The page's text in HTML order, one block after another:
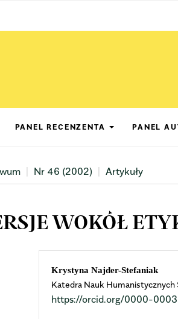
PANEL RECENZENTA PANEL
Nr 46 (2002) Artykuły
WOKÓŁ
Main
Article
Krystyna Najder-Stefaniak
Katedra Nauk Humanistycznych
https://orcid.org/0000-